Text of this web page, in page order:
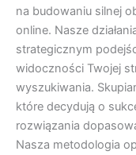
na budowaniu silnej
online. Nasze
strategicznym
widoczności Twojej
wyszukiwania.
które decydują o
rozwiązania
Nasza metodologia